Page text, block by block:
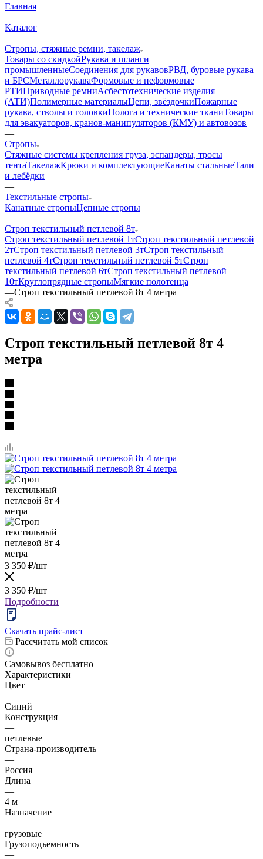
Главная
—
Каталог
—
Стропы, стяжные ремни, такелаж
Товары со скидкойРукава и шланги
промышленныеСоединения для рукавовРВД, буровые рукава
и БРСМеталлорукаваФормовые и неформовые
РТИПриводные ремниАсбестотехнические изделия
(АТИ)Полимерные материалыЦепи, звёздочкиПожарные
рукава, стволы и головкиПолога и технические тканиТовары
для эвакуаторов, кранов-манипуляторов (КМУ) и автовозов
—
Стропы
Стяжные системы крепления груза, эспандеры, тросы
тентаТакелажКрюки и комплектующиеКанаты стальныеТали
и лебёдки
—
Текстильные стропы
Канатные стропыЦепные стропы
—
Строп текстильный петлевой 8т
Строп текстильный петлевой 1тСтроп текстильный петлевой
2тСтроп текстильный петлевой 3тСтроп текстильный
петлевой 4тСтроп текстильный петлевой 5тСтроп
текстильный петлевой 6тСтроп текстильный петлевой
10тКруглопрядные стропыМягкие полотенца
—Строп текстильный петлевой 8т 4 метра
Строп текстильный петлевой 8т 4
метра
3 350 ₽/шт
3 350 ₽/шт
Подробности
Скачать прайс-лист
Рассчитать мой список
Самовывоз бесплатно
Характеристики
Цвет
—
Синий
Конструкция
—
петлевые
Страна-производитель
—
Россия
Длина
—
4 м
Назначение
—
грузовые
Грузоподъемность
—